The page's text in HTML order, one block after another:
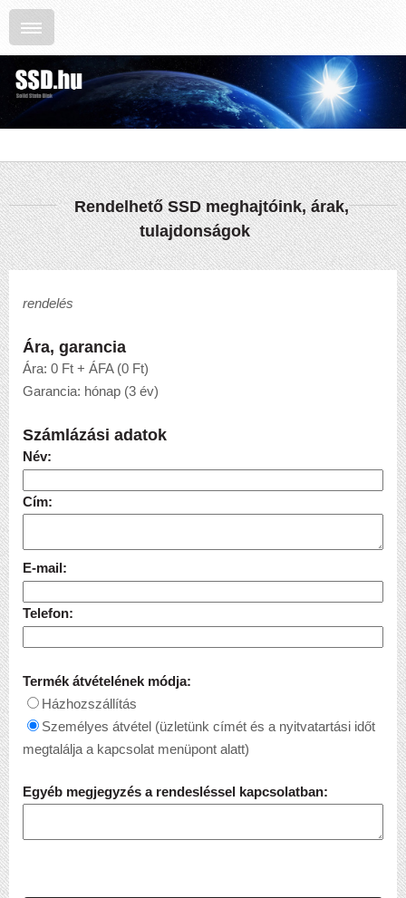
Rendelhető SSD meghajtóink, árak,
tulajdonságok
rendelés
Ára, garancia
Ára: 0 Ft + ÁFA (0 Ft)
Garancia: hónap (3 év)
Számlázási adatok
Név:
Cím:
E-mail:
Telefon:
Termék átvételének módja:
Házhozszállítás
Személyes átvétel (üzletünk címét és a nyitvatartási időt
megtalálja a kapcsolat menüpont alatt)
Egyéb megjegyzés a rendesléssel kapcsolatban: